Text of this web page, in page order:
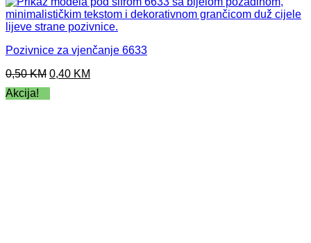
Pozivnice za vjenčanje 6633
0,50KM Original
price
was:
0,40 KM
Akcija!